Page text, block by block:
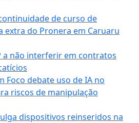
de curso de
extra do Pronera em Caruaru
a não interferir em contratos
Foco debate uso de IA no
riscos de manipulação
dispositivos reinseridos na